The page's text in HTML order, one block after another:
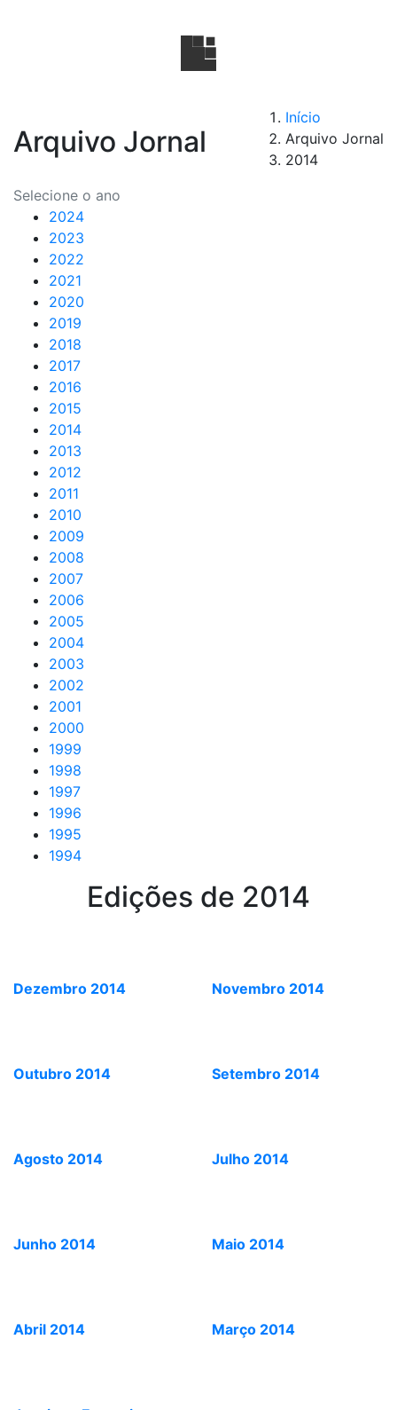
Arquivo Jornal
Início
Arquivo Jornal
2014
Selecione o ano
2024
2023
2022
2021
2020
2019
2018
2017
2016
2015
2014
2013
2012
2011
2010
2009
2008
2007
2006
2005
2004
2003
2002
2001
2000
1999
1998
1997
1996
1995
1994
Edições de 2014
Dezembro 2014 Novembro 2014
Outubro 2014 Setembro 2014
Agosto 2014 Julho 2014
Junho 2014 Maio 2014
Abril 2014 Março 2014